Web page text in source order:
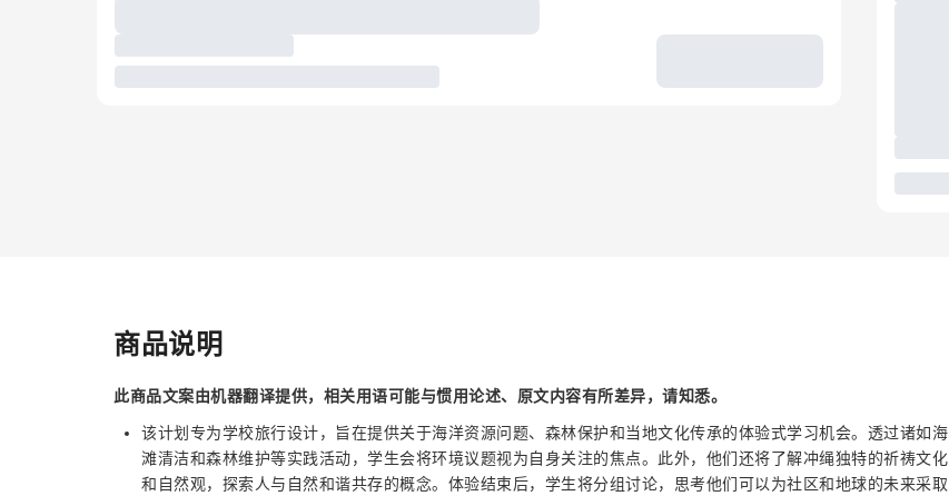
商品说明
此商品文案由机器翻译提供，相关用语可能与惯用论述、原文内容有所差异，请知悉。
该计划专为学校旅行设计，旨在提供关于海洋资源问题、森林保护和当地文化传承的体验式学习机会。透过诸如海
滩清洁和森林维护等实践活动，学生会将环境议题视为自身关注的焦点。此外，他们还将了解冲绳独特的祈祷文化
和自然观，探索人与自然和谐共存的概念。体验结束后，学生将分组讨论，思考他们可以为社区和地球的未来采取